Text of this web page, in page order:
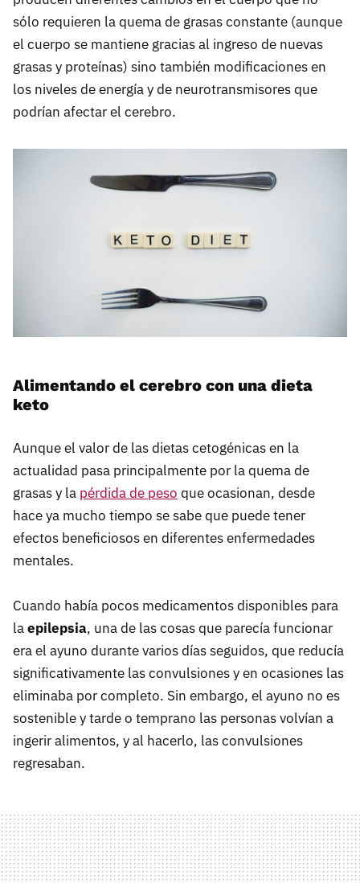
sólo requieren la quema de grasas constante (aunque
el cuerpo se mantiene gracias al ingreso de nuevas
grasas y proteínas) sino también modificaciones en
los niveles de energía y de neurotransmisores que
podrían afectar el cerebro.
Alimentando el cerebro con una dieta
keto
Aunque el valor de las dietas cetogénicas en la
actualidad pasa principalmente por la quema de
grasas y la pérdida de peso que ocasionan, desde
hace ya mucho tiempo se sabe que puede tener
efectos beneficiosos en diferentes enfermedades
mentales.
Cuando había pocos medicamentos disponibles para
laepilepsia, una de las cosas que parecía funcionar
era el ayuno durante varios días seguidos, que reducía
significativamente las convulsiones y en ocasiones las
eliminaba por completo. Sin embargo, el ayuno no es
sostenible y tarde o temprano las personas volvían a
ingerir alimentos, y al hacerlo, las convulsiones
regresaban.